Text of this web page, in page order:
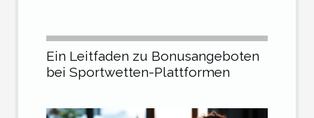
Ein Leitfaden zu Bonusangeboten
bei Sportwetten-Plattformen